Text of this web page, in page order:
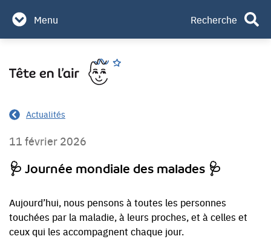
contenu
Menu Recherche
Contact
Actualités
11 février 2026
🩺 Journée mondiale des malades 🩺
Aujourd’hui, nous pensons à toutes les personnes
touchées par la maladie, à leurs proches, et à celles et
ceux qui les accompagnent chaque jour.